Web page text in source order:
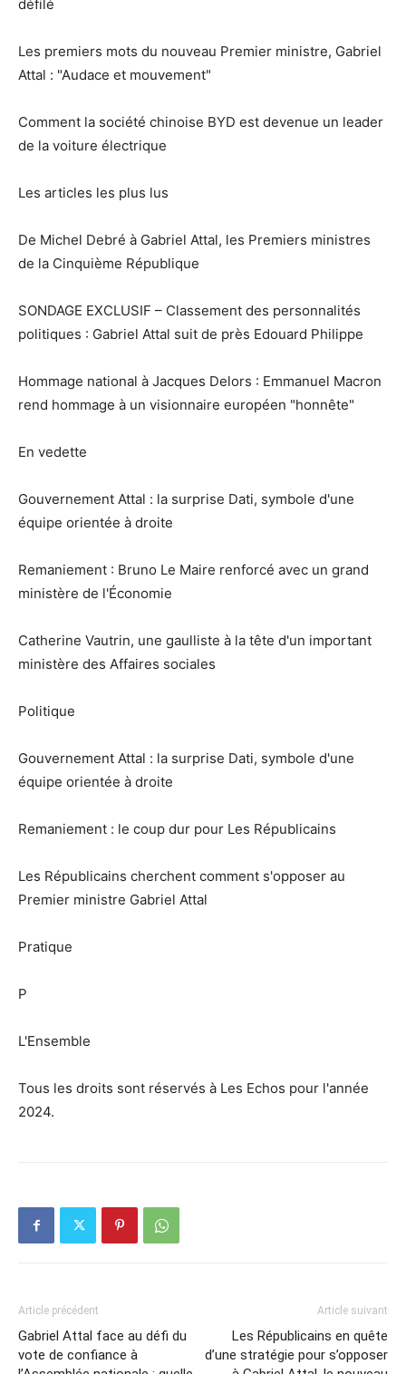
défilé
Les premiers mots du nouveau Premier ministre, Gabriel
Attal : "Audace et mouvement"
Comment la société chinoise BYD est devenue un leader
de la voiture électrique
Les articles les plus lus
De Michel Debré à Gabriel Attal, les Premiers ministres
de la Cinquième République
SONDAGE EXCLUSIF – Classement des personnalités
politiques : Gabriel Attal suit de près Edouard Philippe
Hommage national à Jacques Delors : Emmanuel Macron
rend hommage à un visionnaire européen "honnête"
En vedette
Gouvernement Attal : la surprise Dati, symbole d'une
équipe orientée à droite
Remaniement : Bruno Le Maire renforcé avec un grand
ministère de l'Économie
Catherine Vautrin, une gaulliste à la tête d'un important
ministère des Affaires sociales
Politique
Gouvernement Attal : la surprise Dati, symbole d'une
équipe orientée à droite
Remaniement : le coup dur pour Les Républicains
Les Républicains cherchent comment s'opposer au
Premier ministre Gabriel Attal
Pratique
P
L'Ensemble
Tous les droits sont réservés à Les Echos pour l'année
2024.
Article précédent
Gabriel Attal face au défi du
vote de confiance à
Article suivant
Les Républicains en quête
d’une stratégie pour s’opposer